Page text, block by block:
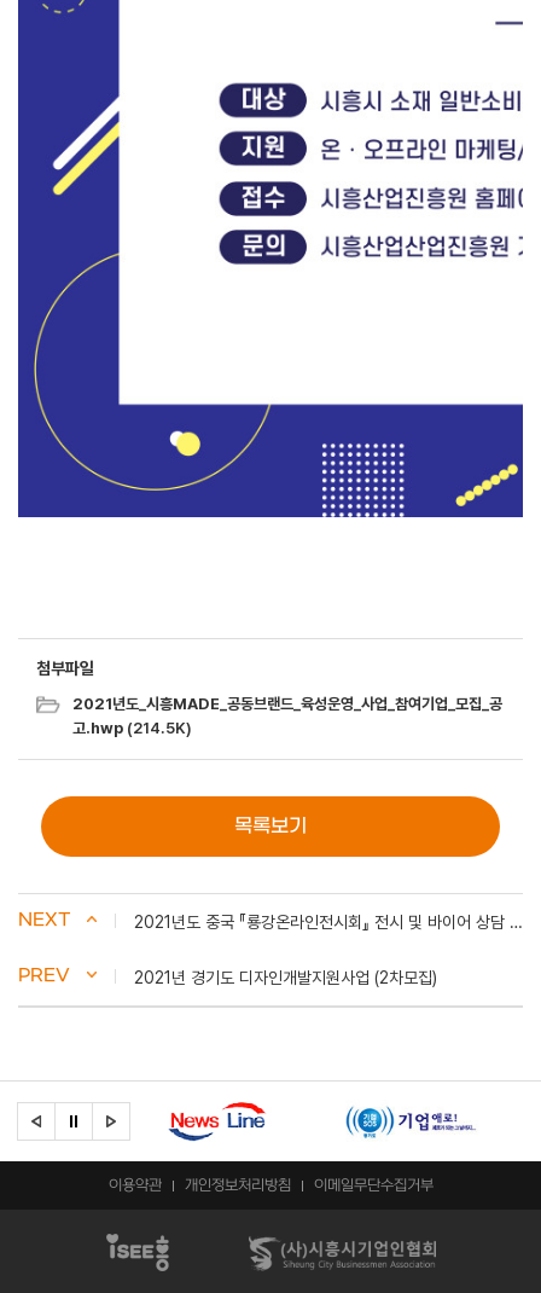
첨부파일
2021년도_시흥MADE_공동브랜드_육성운영_사업_참여기업_모집_공
고.hwp (214.5K)
목록보기
NEXT 2021년도 중국 『룡강온라인전시회』 전시 및 바이어 상담 참가기업 모집 공고
PREV 2021년 경기도 디자인개발지원사업 (2차모집)
이용약관 개인정보처리방침 이메일무단수집거부